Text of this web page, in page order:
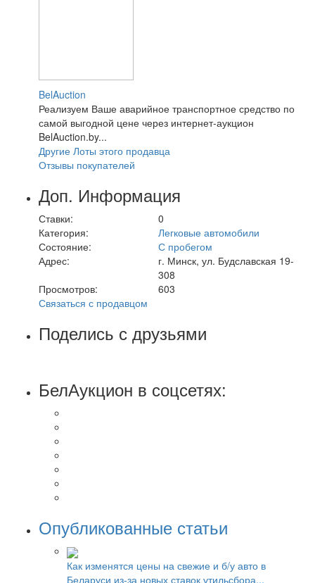
BelAuction
Реализуем Ваше аварийное транспортное средство по
самой выгодной цене через интернет-аукцион
BelAuction.by...
Другие Лоты этого продавца
Отзывы покупателей
Доп. Информация
Ставки:
0
Категория:
Легковые автомобили
Состояние:
С пробегом
Адрес:
г. Минск, ул. Будславская 19-
308
Просмотров:
603
Связаться с продавцом
Поделись с друзьями
БелАукцион в соцсетях:
Опубликованные статьи
Как изменятся цены на свежие и б/у авто в
Беларуси из-за новых ставок утильсбора...